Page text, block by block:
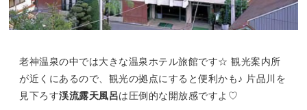
老神温泉の中では大きな温泉ホテル旅館です☆ 観光案内所
が近くにあるので、観光の拠点にすると便利かも♪ 片品川を
見下ろす渓流露天風呂は圧倒的な開放感ですよ♡